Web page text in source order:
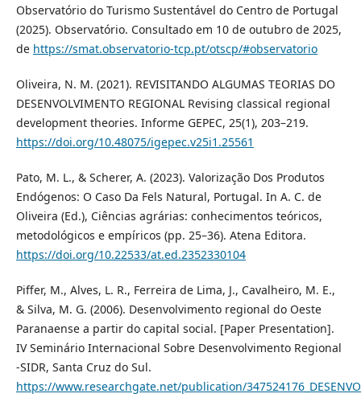
Observatório do Turismo Sustentável do Centro de Portugal
(2025). Observatório. Consultado em 10 de outubro de 2025,
de https://smat.observatorio-tcp.pt/otscp/#observatorio
Oliveira, N. M. (2021). REVISITANDO ALGUMAS TEORIAS DO
DESENVOLVIMENTO REGIONAL Revising classical regional
development theories. Informe GEPEC, 25(1), 203–219.
https://doi.org/10.48075/igepec.v25i1.25561
Pato, M. L., & Scherer, A. (2023). Valorização Dos Produtos
Endógenos: O Caso Da Fels Natural, Portugal. In A. C. de
Oliveira (Ed.), Ciências agrárias: conhecimentos teóricos,
metodológicos e empíricos (pp. 25–36). Atena Editora.
https://doi.org/10.22533/at.ed.2352330104
Piffer, M., Alves, L. R., Ferreira de Lima, J., Cavalheiro, M. E.,
& Silva, M. G. (2006). Desenvolvimento regional do Oeste
Paranaense a partir do capital social. [Paper Presentation].
IV Seminário Internacional Sobre Desenvolvimento Regional
-SIDR, Santa Cruz do Sul.
https://www.researchgate.net/publication/